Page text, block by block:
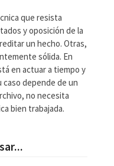
que resista
y oposición de la
un hecho. Otras,
sólida. En
en actuar a tiempo y
caso depende de un
no necesita
bien trabajada.